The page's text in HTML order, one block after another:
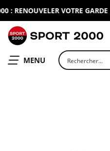
: RENOUVELER VOTRE
OUVRIR LE
MENU Rechercher